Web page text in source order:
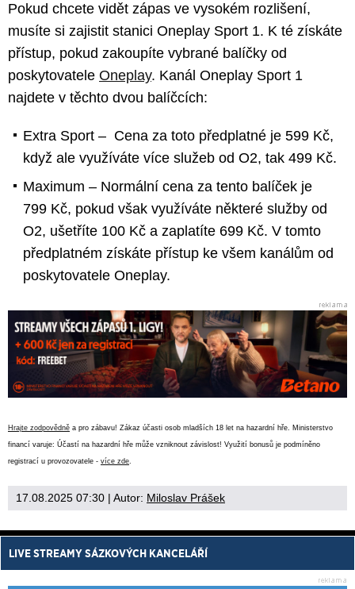
Pokud chcete vidět zápas ve vysokém rozlišení,
musíte si zajistit stanici Oneplay Sport 1. K té získáte
přístup, pokud zakoupíte vybrané balíčky od
poskytovatele Oneplay. Kanál Oneplay Sport 1
najdete v těchto dvou balíčcích:
Extra Sport – Cena za toto předplatné je 599 Kč,
když ale využíváte více služeb od O2, tak 499 Kč.
Maximum – Normální cena za tento balíček je
799 Kč, pokud však využíváte některé služby od
O2, ušetříte 100 Kč a zaplatíte 699 Kč. V tomto
předplatném získáte přístup ke všem kanálům od
poskytovatele Oneplay.
Hrajte zodpovědně a pro zábavu! Zákaz účasti osob mladších 18 let na hazardní hře. Ministerstvo
financí varuje: Účastí na hazardní hře může vzniknout závislost! Využití bonusů je podmíněno
registrací u provozovatele - více zde.
17.08.2025 07:30 | Autor: Miloslav Prášek
LIVE STREAMY SÁZKOVÝCH KANCELÁŘÍ